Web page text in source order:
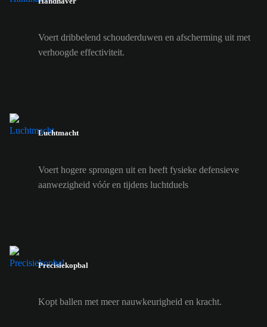
Voert dribbelend schouderduwen en afscherming uit met
verhoogde effectiviteit.
Luchtmacht
Voert hogere sprongen uit en heeft fysieke defensieve
aanwezigheid vóór en tijdens luchtduels
Precisiekopbal
Kopt ballen met meer nauwkeurigheid en kracht.